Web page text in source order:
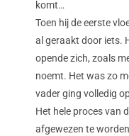
komt…
Toen hij de eerste
al geraakt door iets.
opende zich, zoals
noemt. Het was zo
vader ging volledig
Het hele proces van
afgewezen te